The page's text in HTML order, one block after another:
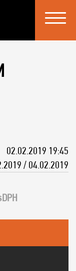
Toggle
02.02.2019 19:45
/ 04.02.2019
DPH